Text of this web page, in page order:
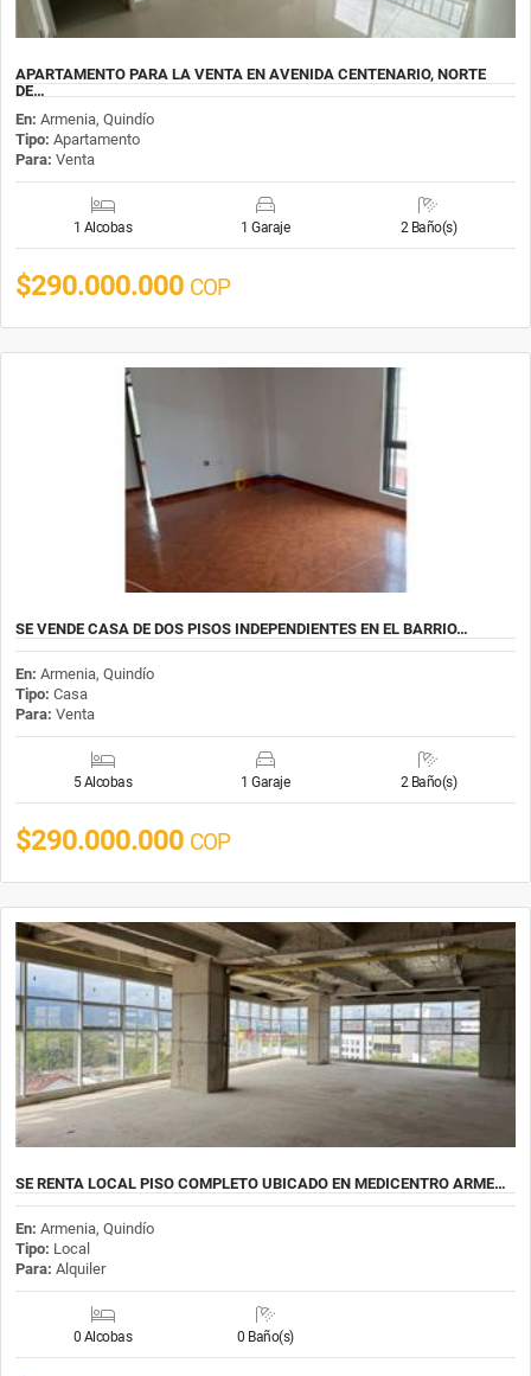
APARTAMENTO PARA LA VENTA EN AVENIDA CENTENARIO, NORTE
DE…
En: Armenia, Quindío
Tipo: Apartamento
Para: Venta
1 Alcobas 1 Garaje 2 Baño(s)
$290.000.000 COP
SE VENDE CASA DE DOS PISOS INDEPENDIENTES EN EL BARRIO…
En: Armenia, Quindío
Tipo: Casa
Para: Venta
5 Alcobas 1 Garaje 2 Baño(s)
$290.000.000 COP
SE RENTA LOCAL PISO COMPLETO UBICADO EN MEDICENTRO ARME…
En: Armenia, Quindío
Tipo: Local
Para: Alquiler
0 Alcobas 0 Baño(s)